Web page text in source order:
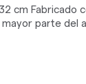
cm Fabricado
parte del